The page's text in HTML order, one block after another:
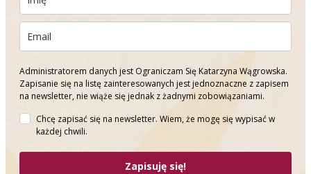
Administratorem danych jest Ograniczam Się Katarzyna Wągrowska.
Zapisanie się na listę zainteresowanych jest jednoznaczne z zapisem
na newsletter, nie wiąże się jednak z żadnymi zobowiązaniami.
Chcę zapisać się na newsletter. Wiem, że mogę się wypisać w
każdej chwili.
Zapisuję się!